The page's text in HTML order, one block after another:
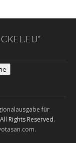
für
Rights Reserved.
.